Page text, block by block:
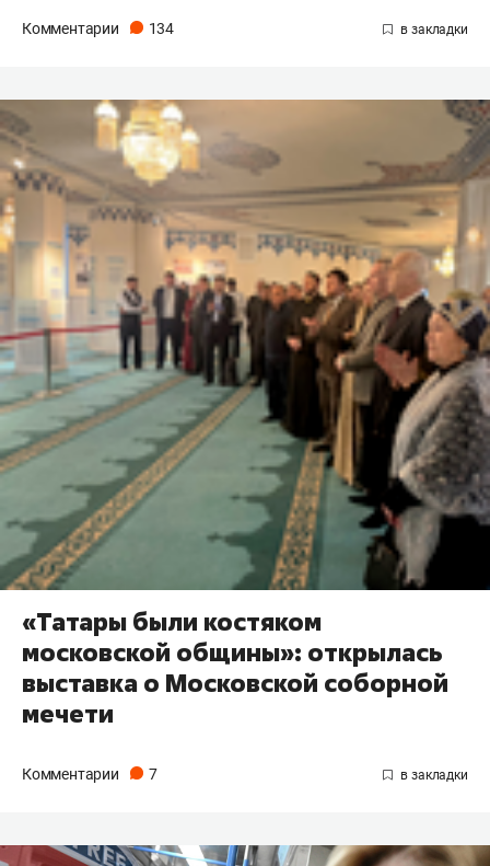
Комментарии 134
«Татары были костяком
московской общины»: открылась
выставка о Московской соборной
мечети
Комментарии 7